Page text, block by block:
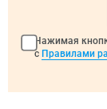
Нажимая
с Правилами